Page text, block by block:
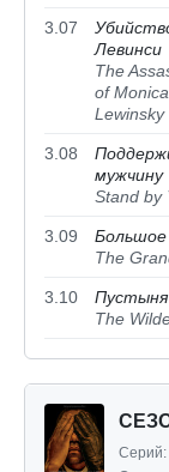
3.07
Левинси
The
of Monica
Lewinsky
3.08
мужчину
Stand by
3.09
The
3.10
Пустыня
The
Серий: